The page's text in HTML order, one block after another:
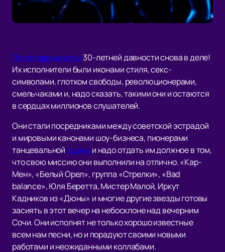
Легендарные хиты30-летней давности снова в деле!
Их исполнители были иконами стиля, секс-
символами, глотком свободы, революционерами,
смельчаками и, надо сказать, такими они и остаются
в сердцах миллионов слушателей.
Они стали посредниками между советской эстрадой
и мировыми канонами шоу-бизнеса, пионерами
танцевальнойсцены и надо отдать им должное в том,
что свою миссию они выполнили на отлично. «Кар-
Мен», «Белый Орел», группа «Стрелки», «Bad
balance», Юля Беретта, Мистер Малой, Иркут
Кадников из «Дюны» и многие другие звезды готовы
засиять в этот вечер на небосклоне над вечерним
Сочи. Они исполнят не только хорошо известные
всем нам песни, но и порадуют своими новыми
работами и неожиданными коллабами.